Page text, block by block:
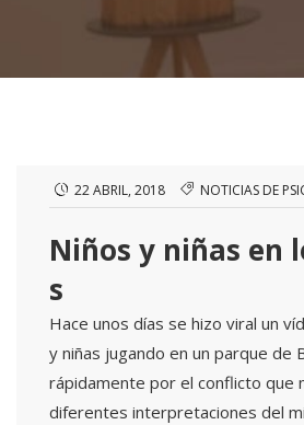
22 ABRIL, 2018 NOTICIAS DE
Niños y niñas en
s
Hace unos días se hizo viral un
y niñas jugando en un parque de
rápidamente por el conflicto que
diferentes interpretaciones del